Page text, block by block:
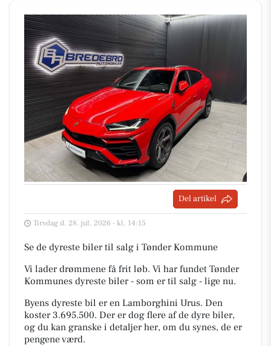
Del artikel
Tirsdag d. 28. jul. 2026 - kl. 14:15
Se de dyreste biler til salg i Tønder Kommune
Vi lader drømmene få frit løb. Vi har fundet Tønder
Kommunes dyreste biler - som er til salg - lige nu.
Byens dyreste bil er en Lamborghini Urus. Den
koster 3.695.500. Der er dog flere af de dyre biler,
og du kan granske i detaljer her, om du synes, de er
pengene værd.